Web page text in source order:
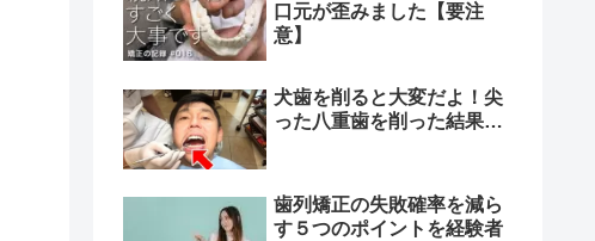
口元が歪みました【要注
意】
犬歯を削ると大変だよ！尖
った八重歯を削った結果…
歯列矯正の失敗確率を減ら
す５つのポイントを経験者